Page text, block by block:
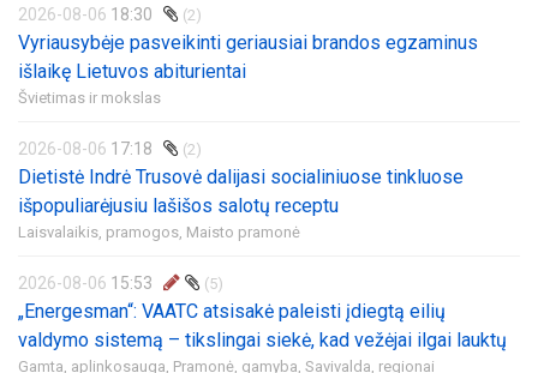
2026-08-06 18:30 (2)
Vyriausybėje pasveikinti geriausiai brandos egzaminus
išlaikę Lietuvos abiturientai
Švietimas ir mokslas
2026-08-06 17:18 (2)
Dietistė Indrė Trusovė dalijasi socialiniuose tinkluose
išpopuliarėjusiu lašišos salotų receptu
Laisvalaikis, pramogos, Maisto pramonė
2026-08-06 15:53 (5)
„Energesman“: VAATC atsisakė paleisti įdiegtą eilių
valdymo sistemą – tikslingai siekė, kad vežėjai ilgai lauktų
Gamta, aplinkosauga, Pramonė, gamyba, Savivalda, regionai